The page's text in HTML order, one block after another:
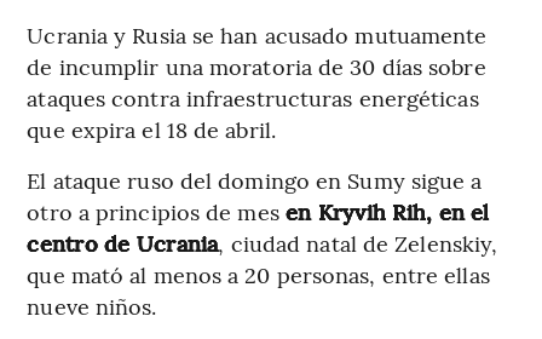
Ucrania y Rusia se han acusado mutuamente
de incumplir una moratoria de 30 días sobre
ataques contra infraestructuras energéticas
que expira el 18 de abril.
El ataque ruso del domingo en Sumy sigue a
otro a principios de mes en Kryvih Rih, en el
centro de Ucrania, ciudad natal de Zelenskiy,
que mató al menos a 20 personas, entre ellas
nueve niños.